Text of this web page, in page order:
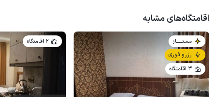
اقامتگاه‌های مشابه
مـمـتــــــاز
رزرو فوری
3 اقامتگاه
2 اقامتگاه